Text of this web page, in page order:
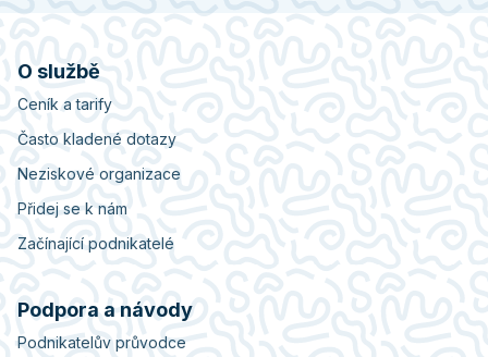
O službě
Ceník a tarify
Často kladené dotazy
Neziskové organizace
Přidej se k nám
Začínající podnikatelé
Podpora a návody
Podnikatelův průvodce